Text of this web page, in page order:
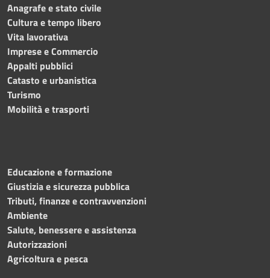
Anagrafe e stato civile
Cultura e tempo libero
Vita lavorativa
Imprese e Commercio
Appalti pubblici
Catasto e urbanistica
Turismo
Mobilità e trasporti
Educazione e formazione
Giustizia e sicurezza pubblica
Tributi, finanze e contravvenzioni
Ambiente
Salute, benessere e assistenza
Autorizzazioni
Agricoltura e pesca